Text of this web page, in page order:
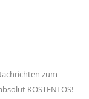
zum
KOSTENLOS!